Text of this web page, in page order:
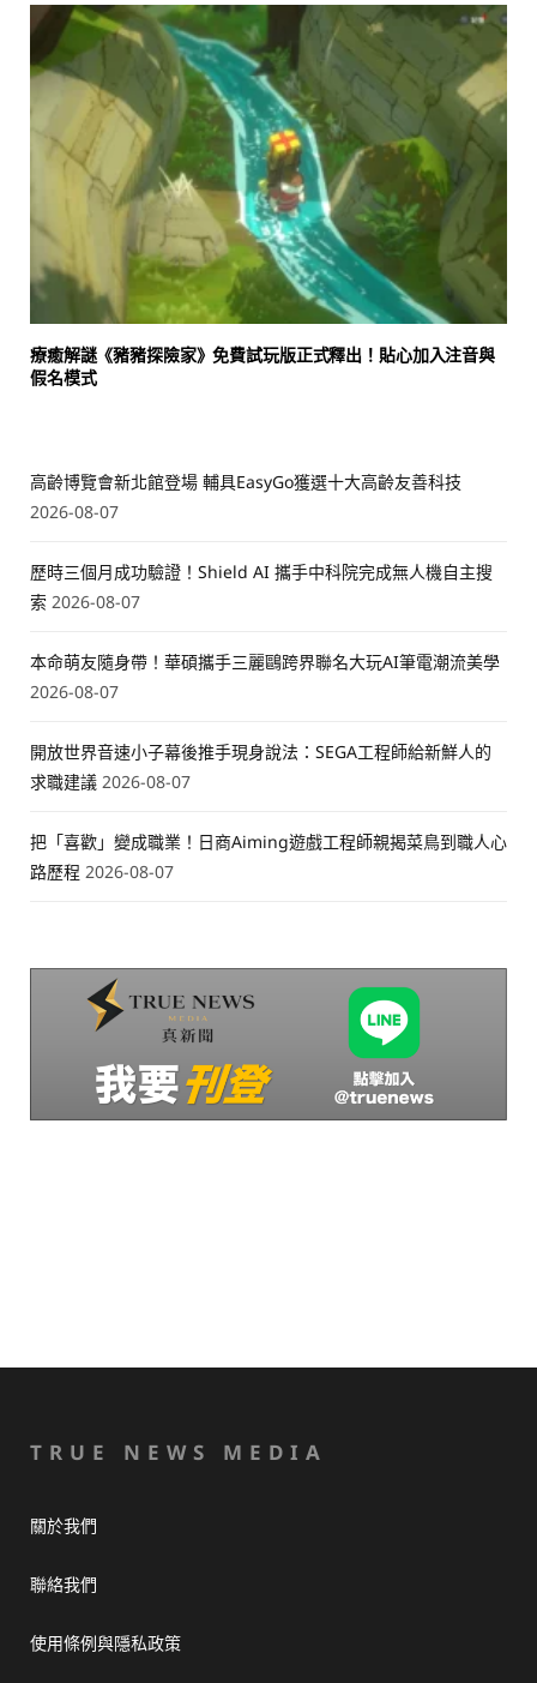
療癒解謎《豬豬探險家》免費試玩版正式釋出！貼心加入注音與
假名模式
高齡博覽會新北館登場 輔具EasyGo獲選十大高齡友善科技
2026-08-07
歷時三個月成功驗證！Shield AI 攜手中科院完成無人機自主搜
索 2026-08-07
本命萌友隨身帶！華碩攜手三麗鷗跨界聯名大玩AI筆電潮流美學
2026-08-07
開放世界音速小子幕後推手現身說法：SEGA工程師給新鮮人的
求職建議 2026-08-07
把「喜歡」變成職業！日商Aiming遊戲工程師親揭菜鳥到職人心
路歷程 2026-08-07
TRUE NEWS MEDIA
關於我們
聯絡我們
使用條例與隱私政策